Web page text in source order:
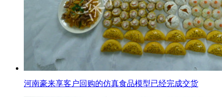
河南豪来享客户回购的仿真食品模型已经完成交货